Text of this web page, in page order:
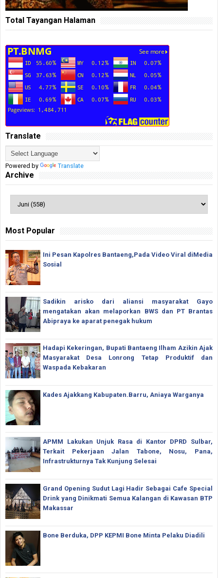
Total Tayangan Halaman
Translate
Powered by Translate
Archive
Most Popular
Ini Pesan Kapolres Bantaeng,Pada Video Viral diMedia
Sosial
Sadikin arisko dari aliansi masyarakat Gayo
mengatakan akan melaporkan BWS dan PT Brantas
Abipraya ke aparat penegak hukum
Hadapi Kekeringan, Bupati Bantaeng Ilham Azikin Ajak
Masyarakat Desa Lonrong Tetap Produktif dan
Waspada Kebakaran
Kades Ajakkang Kabupaten.Barru, Aniaya Warganya
APMM Lakukan Unjuk Rasa di Kantor DPRD Sulbar,
Terkait Pekerjaan Jalan Tabone, Nosu, Pana,
Infrastrukturnya Tak Kunjung Selesai
Grand Opening Sudut Lagi Hadir Sebagai Cafe Special
Drink yang Dinikmati Semua Kalangan di Kawasan BTP
Makassar
Bone Berduka, DPP KEPMI Bone Minta Pelaku Diadili